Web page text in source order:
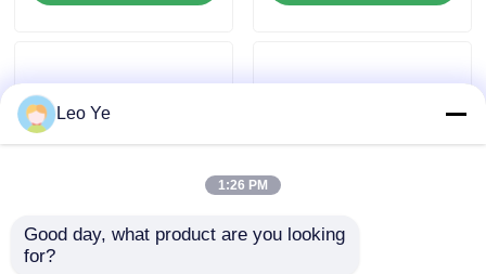
ข่าว
โปรไฟล์การอัดรีด PVC
โปรไฟล์ PVC โฟมความ
Leo Ye
1:26 PM
Good day, what product are you looking
for?